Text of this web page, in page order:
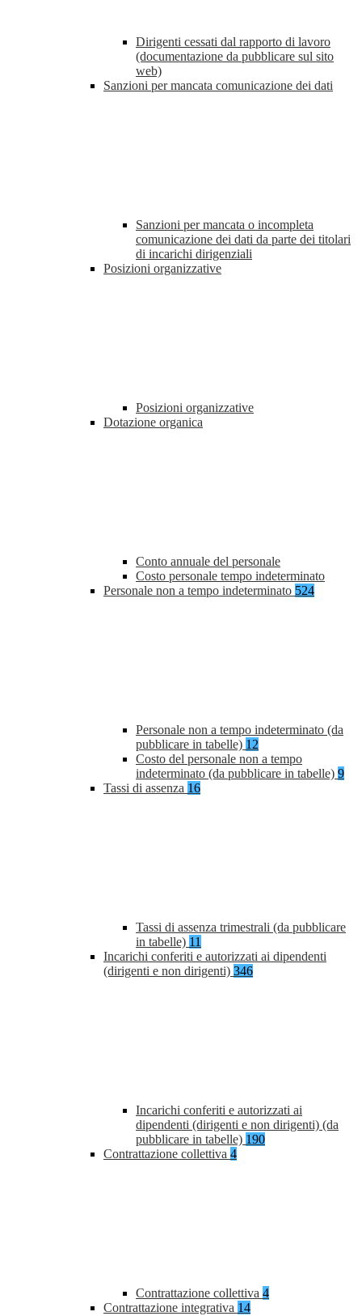
Dirigenti cessati dal rapporto di lavoro
(documentazione da pubblicare sul sito
web)
Sanzioni per mancata comunicazione dei dati
Sanzioni per mancata o incompleta
comunicazione dei dati da parte dei titolari
di incarichi dirigenziali
Posizioni organizzative
Posizioni organizzative
Dotazione organica
Conto annuale del personale
Costo personale tempo indeterminato
Personale non a tempo indeterminato 524
Personale non a tempo indeterminato (da
pubblicare in tabelle) 12
Costo del personale non a tempo
indeterminato (da pubblicare in tabelle) 9
Tassi di assenza 16
Tassi di assenza trimestrali (da pubblicare
in tabelle) 11
Incarichi conferiti e autorizzati ai dipendenti
(dirigenti e non dirigenti) 346
Incarichi conferiti e autorizzati ai
dipendenti (dirigenti e non dirigenti) (da
pubblicare in tabelle) 190
Contrattazione collettiva 4
Contrattazione collettiva 4
Contrattazione integrativa 14